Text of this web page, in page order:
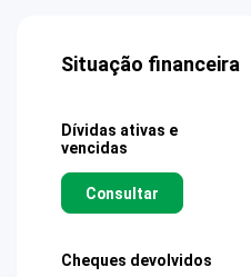
Situação financeira
Dívidas ativas e
vencidas
Consultar
Cheques devolvidos